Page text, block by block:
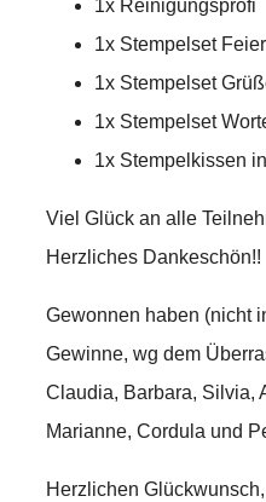
1x Reinigungsprofi
1x Stempelset
1x Stempelset
1x Stempelset
1x Stempelkissen
Viel Glück an alle
Herzliches Dankeschön!!
Gewonnen haben (nicht
Gewinne, wg dem
Claudia, Barbara, Silvia,
Marianne, Cordula und
Herzlichen